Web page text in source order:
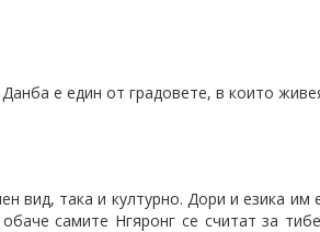
е един от градовете, в които
вид, така и културно. Дори и езика
самите Нгяронг се считат за